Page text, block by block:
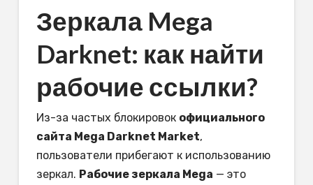
Зеркала Mega
Darknet: как найти
рабочие ссылки?
Из-за частых блокировок официального
сайта Mega Darknet Market,
пользователи прибегают к использованию
зеркал. Рабочие зеркала Mega — это